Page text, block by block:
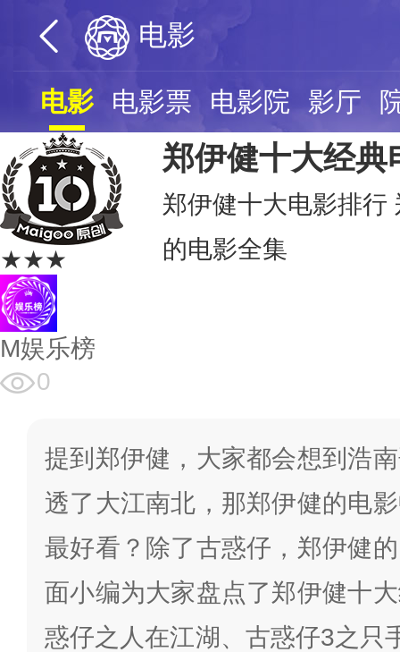
电影
电影 电影票 电影院 影厅
★★★
郑伊健十大经典
郑伊健十大电影排行
的电影全集
M娱乐榜
0
提到郑伊健，大家都会想到浩
透了大江南北，那郑伊健的电
最好看？除了古惑仔，郑伊健
面小编为大家盘点了郑伊健十
惑仔之人在江湖、古惑仔3之只